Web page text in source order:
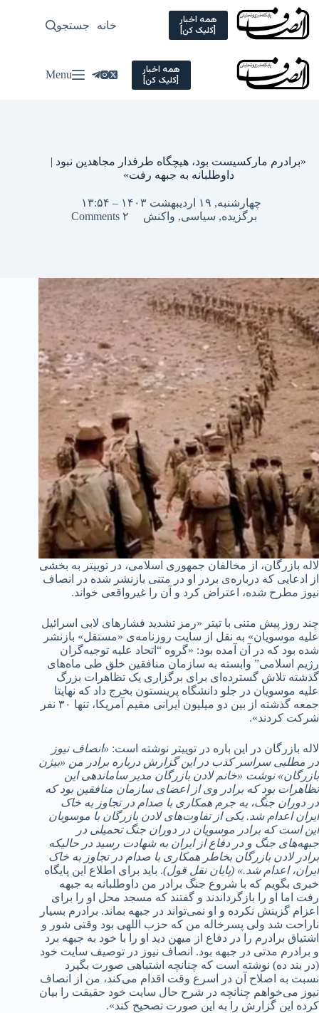
Skip
content
همه اخبار
[کلیک کن] خانه سیاسی
جستجو
همه اخبار
[کلیک کن] Menu
«برادرم مارکسیست بود، هیچگاه طرفدار مجاهدین نبود |
داوطلبانه به جبهه رفت»
چهارشنبه, ۱۹ اردیبهشت ۱۴۰۳ – ۱۳:۵۴
برگزیده, سیاسی, واکنش ۲ Comments
لاله بازرگان، از مخالفان جمهوری اسلامی، در توییتر به بخشی
از ادعایی که درباره‌ی بردر او در متنی بازنشر شده در انصاف
نیوز مطرح شده، اعتراض کرد و آن را غیرواقعی خواند.
چند روز پیش متنی با تیتر «رمز تشدید فشارهای لابی اسرائیل
علیه موسویان» به نقل از سایت روزنامه‌ی «مستقل» بازنشر
شده بود که در آن آمده بود: «گروه “اتحاد علیه توجیه‌گران
رژیم اسلامی” وابسته به سازمان منافقین خلق طی ماه‌های
گذشته تلاش گسترده‌ای برای برگزاری یک تظاهرات بزرگ
علیه موسویان در جلو دانشگاه پرینستون بخرج داد که نهایتا
جمعه گذشته از بین دو میلیون ایرانی مقیم آمریکا، تنها ۳۰ نفر
شرکت کردند».
لاله بازرگان در این باره در توییتر نوشته است: «انصاف نیوز
در مطلبی سراسر کذب در این گزارش درباره برادر من «بیژن
بازرگان» نوشت «خانم لادن بازرگان مدیر ساماندهی این
تظاهرات بود که برادر وی از اعضای سازمان منافقین بود که
در دوران جنگ، به جرم همکاری با صدام در تجاوز به خاک
ایران اعدام شد. یکی از تفاوت‌های لادن بازرگان با موسویان
این است که برادر موسویان در دوران جنگ تحمیلی در
جبهه‌های جنگ و در دفاع از ایران به شهادت رسید در حالیکه
برادر لادن بازرگان بخاطر همکاری با صدام در تجاوز به خاک
ایران، اعدام شد.» (پایان نقل قول). باید برای اطلاع این پایگاه
خبری بگویم که با شروع جنگ برادر من داوطلبانه به جبهه
رفت اما او را بازگرداندند و گفتند که مسجد محل او را برای
اعزام گزینش نکرده و او نمی‌تواند در جبهه بماند. برادرم بسیار
ناراحت شد ولی پسرخاله من که حزب اللهی بود وقتی شور و
اشتیاق برادرم را در دفاع از میهن دید او را با خود به جبهه برد
و برادرم مدتی در جبهه بود. انصاف نیوز در توصیف سایت خود
(در بند ده) نوشته است که چنانچه اشتباهی صورت بگیرد
نسبت به اصلاح آن در اسرع وقت اقدام می‌کند، من از انصاف
نیوز می‌خواهم چنانچه در شرح حال سایت خود حقیقت را بیان
کرده این گزارش را به این صورت تصحیح کند».